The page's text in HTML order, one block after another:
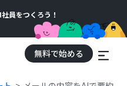
員をつくろう！
無料で始める